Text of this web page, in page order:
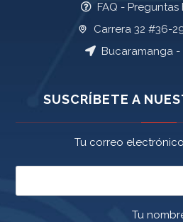
FAQ - Preguntas
Carrera 32 #36-
Bucaramanga
SUSCRÍBETE A
Tu correo
Tu